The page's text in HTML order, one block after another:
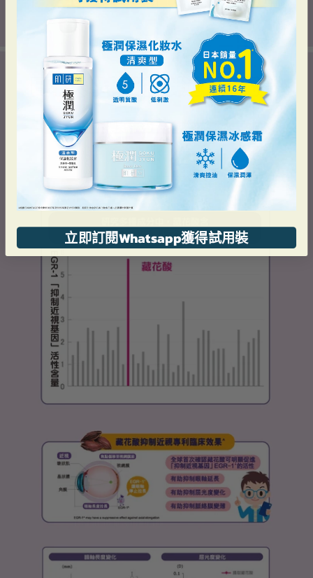
立即訂閱Whatsapp獲得試用裝